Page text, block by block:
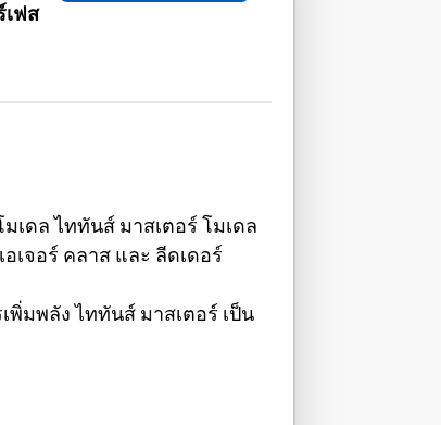
เฟส
เดล ไททันส์ มาสเตอร์ โมเดล
เจอร์ คลาส และ ลีดเดอร์
มพลัง ไททันส์ มาสเตอร์ เป็น